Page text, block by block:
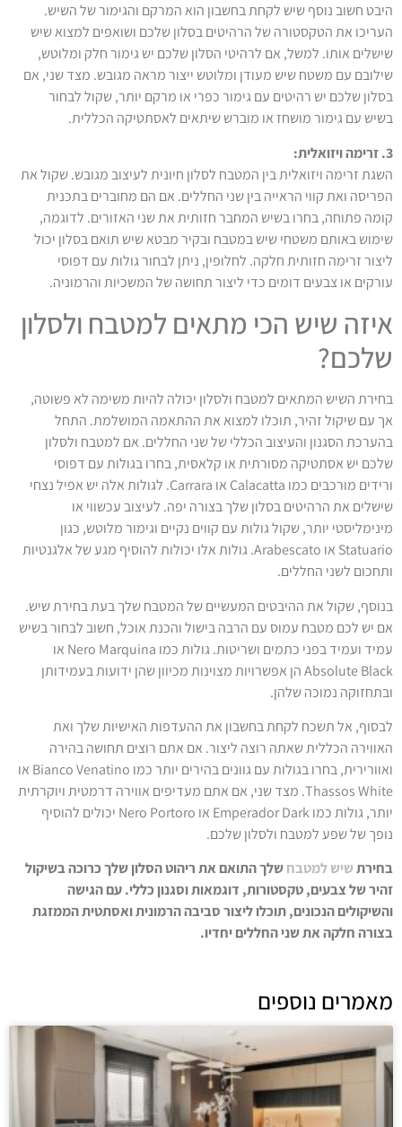
היבט חשוב נוסף שיש לקחת בחשבון הוא המרקם והגימור של השיש.
העריכו את הטקסטורה של הרהיטים בסלון שלכם ושואפים למצוא שיש
שישלים אותו. למשל, אם לרהיטי הסלון שלכם יש גימור חלק ומלוטש,
שילובם עם משטח שיש מעודן ומלוטש ייצור מראה מגובש. מצד שני, אם
בסלון שלכם יש רהיטים עם גימור כפרי או מרקם יותר, שקול לבחור
בשיש עם גימור מושחז או מוברש שיתאים לאסתטיקה הכללית.
3. זרימה ויזואלית:
השגת זרימה ויזואלית בין המטבח לסלון חיונית לעיצוב מגובש. שקול את
הפריסה ואת קווי הראייה בין שני החללים. אם הם מחוברים בתכנית
קומה פתוחה, בחרו בשיש המחבר חזותית את שני האזורים. לדוגמה,
שימוש באותם משטחי שיש במטבח ובקיר מבטא שיש תואם בסלון יכול
ליצור זרימה חזותית חלקה. לחלופין, ניתן לבחור גולות עם דפוסי
עורקים או צבעים דומים כדי ליצור תחושה של המשכיות והרמוניה.
איזה שיש הכי מתאים למטבח ולסלון
שלכם?
בחירת השיש המתאים למטבח ולסלון יכולה להיות משימה לא פשוטה,
אך עם שיקול זהיר, תוכלו למצוא את ההתאמה המושלמת. התחל
בהערכת הסגנון והעיצוב הכללי של שני החללים. אם למטבח ולסלון
שלכם יש אסתטיקה מסורתית או קלאסית, בחרו בגולות עם דפוסי
ורידים מורכבים כמו Calacatta או Carrara. לגולות אלה יש אפיל נצחי
שישלים את הרהיטים בסלון שלך בצורה יפה. לעיצוב עכשווי או
מינימליסטי יותר, שקול גולות עם קווים נקיים וגימור מלוטש, כגון
Statuario או Arabescato. גולות אלו יכולות להוסיף מגע של אלגנטיות
ותחכום לשני החללים.
בנוסף, שקול את ההיבטים המעשיים של המטבח שלך בעת בחירת שיש.
אם יש לכם מטבח עמוס עם הרבה בישול והכנת אוכל, חשוב לבחור בשיש
עמיד ועמיד בפני כתמים ושריטות. גולות כמו Nero Marquina או
Absolute Black הן אפשרויות מצוינות מכיוון שהן ידועות בעמידותן
ובתחזוקה נמוכה שלהן.
לבסוף, אל תשכח לקחת בחשבון את ההעדפות האישיות שלך ואת
האווירה הכללית שאתה רוצה ליצור. אם אתם רוצים תחושה בהירה
ואוורירית, בחרו בגולות עם גוונים בהירים יותר כמו Bianco Venatino או
Thassos White. מצד שני, אם אתם מעדיפים אווירה דרמטית ויוקרתית
יותר, גולות כמו Emperador Dark או Nero Portoro יכולים להוסיף
נופך של שפע למטבח ולסלון שלכם.
בחירתשיש למטבחשלך התואם את ריהוט הסלון שלך כרוכה בשיקול
זהיר של צבעים, טקסטורות, דוגמאות וסגנון כללי. עם הגישה
והשיקולים הנכונים, תוכלו ליצור סביבה הרמונית ואסתטית הממזגת
בצורה חלקה את שני החללים יחדיו.
מאמרים נוספים